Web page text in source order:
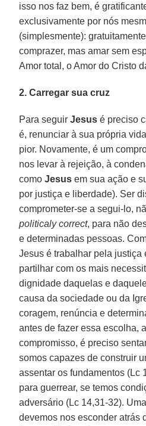
isso nos faz bem, é
exclusivamente por nós
(simplesmente):
comprazer, mas amar sem
Amor total, o Amor do Cristo
2. Carregar sua cruz
Para seguirJesus é preciso
é, renunciar à sua própria
pior. Novamente, é um
nos levar à rejeição, à
comoJesus em sua ação e
por justiça e liberdade). Ser
comprometer-se a segui-lo,
politicaly correct, para não
e determinadas pessoas.
Jesus é trabalhar pela justiça
partilhar com os mais
dignidade daquelas e
causa da sociedade ou da
coragem, renúncia e
antes de fazer essa escolha,
compromisso, é preciso
somos capazes de construir
assentar os fundamentos (Lc
para guerrear, se temos
adversário (Lc 14,31-32).
devemos nos esconder atrás